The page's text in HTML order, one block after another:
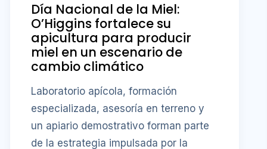
Día Nacional de la Miel:
O’Higgins fortalece su
apicultura para producir
miel en un escenario de
cambio climático
Laboratorio apícola, formación
especializada, asesoría en terreno y
un apiario demostrativo forman parte
de la estrategia impulsada por la